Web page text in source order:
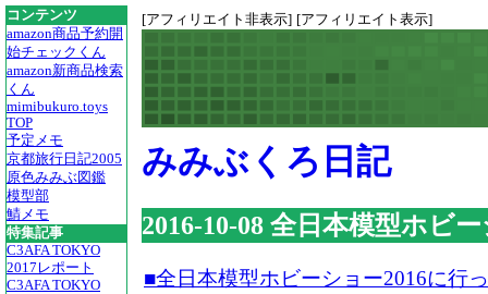
コンテンツ
amazon商品予約開
始チェックくん
amazon新商品検索
くん
mimibukuro.toys
TOP
予定メモ
京都旅行日記2005
原色みみぶ図鑑
模型部
鯖メモ
特集記事
C3AFA TOKYO
2017レポート
C3AFA TOKYO
[アフィリエイト非表示] [アフィリエイト表示]
みみぶくろ日記
2016-10-08 全日本模型ホビ
■全日本模型ホビーショー2016に行